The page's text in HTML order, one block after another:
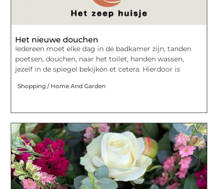
Het nieuwe douchen
Iedereen moet elke dag in de badkamer zijn, tanden
poetsen, douchen, naar het toilet, handen wassen,
jezelf in de spiegel bekijken et cetera. Hierdoor is
Shopping / Home And Garden